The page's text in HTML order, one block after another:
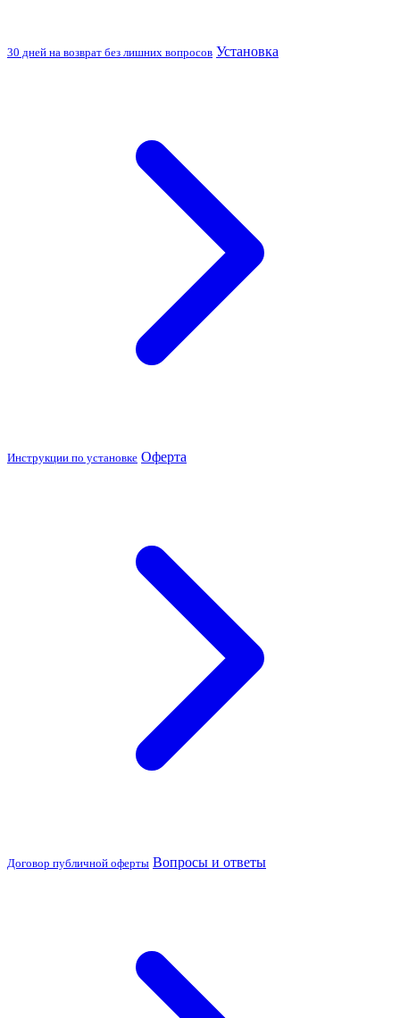
30 дней на возврат без лишних вопросов Установка
Инструкции по установке Оферта
Договор публичной оферты Вопросы и ответы